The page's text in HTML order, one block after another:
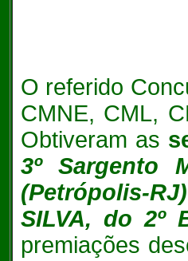
O referido
CMNE, CML,
Obtiveram as
3º Sargento
(Petrópolis-RJ)
SILVA, do 2º
premiações